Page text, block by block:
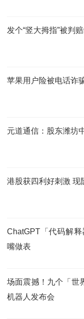
发个“竖大拇指”被判
苹果用户险被电话诈
元道通信：股东潍坊
港股获四利好刺激 现
ChatGPT「代码解
嘴做表
场面震撼！九个「世
机器人发布会